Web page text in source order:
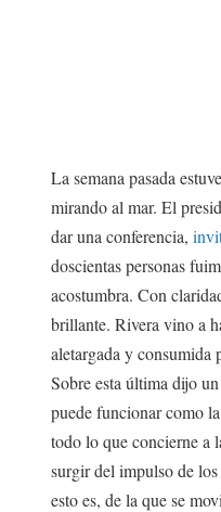
La semana pasada
mirando al mar. El
dar una conferencia,
doscientas personas
acostumbra. Con
brillante. Rivera vino a
aletargada y consumida
Sobre esta última dijo
puede funcionar como
todo lo que concierne a
surgir del impulso de
esto es, de la que se